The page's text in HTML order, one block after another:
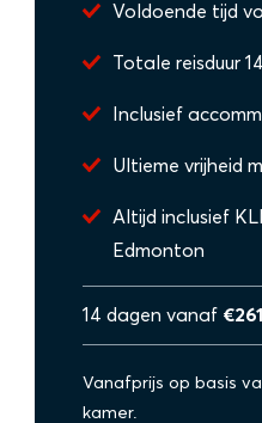
Voldoende tijd
Totale reisduur
Inclusief
Ultieme vrijheid
Altijd inclusief
Edmonton
14 dagen vanaf
Vanafprijs op basis
kamer.